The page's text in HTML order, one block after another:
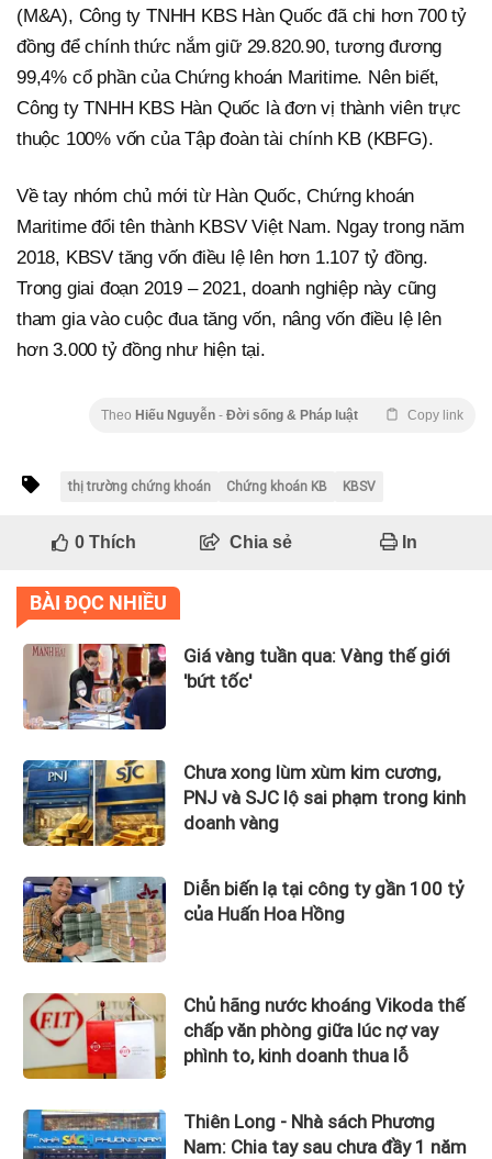
(M&A), Công ty TNHH KBS Hàn Quốc đã chi hơn 700 tỷ
đồng để chính thức nắm giữ 29.820.90, tương đương
99,4% cổ phần của Chứng khoán Maritime. Nên biết,
Công ty TNHH KBS Hàn Quốc là đơn vị thành viên trực
thuộc 100% vốn của Tập đoàn tài chính KB (KBFG).
Về tay nhóm chủ mới từ Hàn Quốc, Chứng khoán
Maritime đổi tên thành KBSV Việt Nam. Ngay trong năm
2018, KBSV tăng vốn điều lệ lên hơn 1.107 tỷ đồng.
Trong giai đoạn 2019 – 2021, doanh nghiệp này cũng
tham gia vào cuộc đua tăng vốn, nâng vốn điều lệ lên
hơn 3.000 tỷ đồng như hiện tại.
Theo Hiếu Nguyễn - Đời sống & Pháp luật Copy link
thị trường chứng khoán Chứng khoán KB KBSV
0Thích Chia sẻ In
BÀI ĐỌC NHIỀU
Giá vàng tuần qua: Vàng thế giới
'bứt tốc'
Chưa xong lùm xùm kim cương,
PNJ và SJC lộ sai phạm trong kinh
doanh vàng
Diễn biến lạ tại công ty gần 100 tỷ
của Huấn Hoa Hồng
Chủ hãng nước khoáng Vikoda thế
chấp văn phòng giữa lúc nợ vay
phình to, kinh doanh thua lỗ
Thiên Long - Nhà sách Phương
Nam: Chia tay sau chưa đầy 1 năm